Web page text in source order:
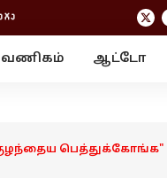
வணிகம் ஆட்டோ